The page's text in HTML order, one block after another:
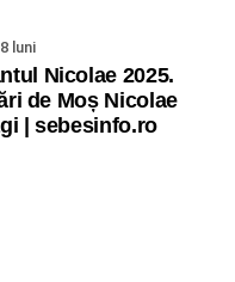
luni
Nicolae 2025.
de Moș Nicolae
| sebesinfo.ro